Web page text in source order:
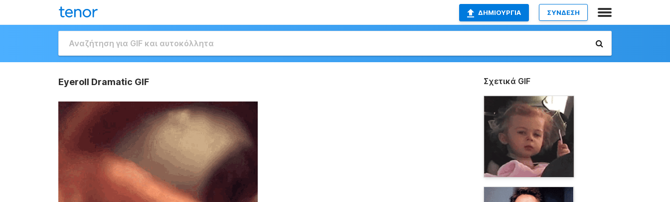
ΔΗΜΙΟΥΡΓΊΑ ΣΥΝΔΕΣΗ
Eyeroll Dramatic GIF Σχετικά GIF